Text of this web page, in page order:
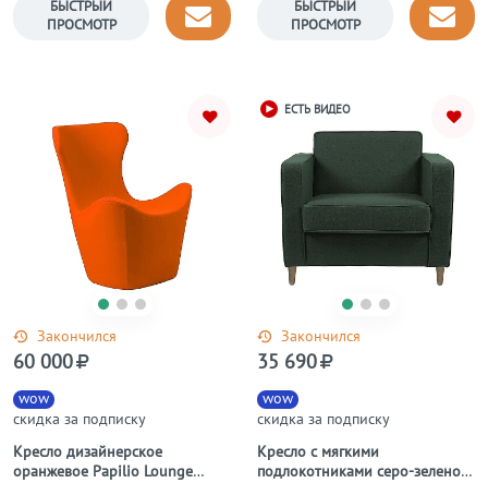
БЫСТРЫЙ
ПРОСМОТР
БЫСТРЫЙ
ПРОСМОТР
Закончился
Кресло дизайнерское
оранжевое Papilio Lounge
wow
скидка за подписку
60 000
ЕСТЬ ВИДЕО
Закончился
Кресло с мягкими
подлокотниками серо-зеленое
wow
скидка за подписку
35 690